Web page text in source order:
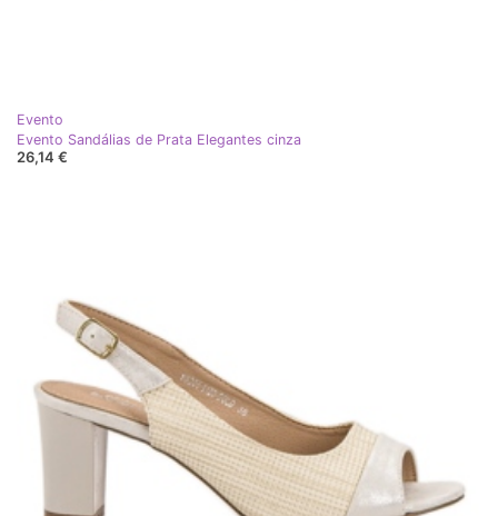
Evento
Evento Sandálias de Prata Elegantes cinza
26,14 €